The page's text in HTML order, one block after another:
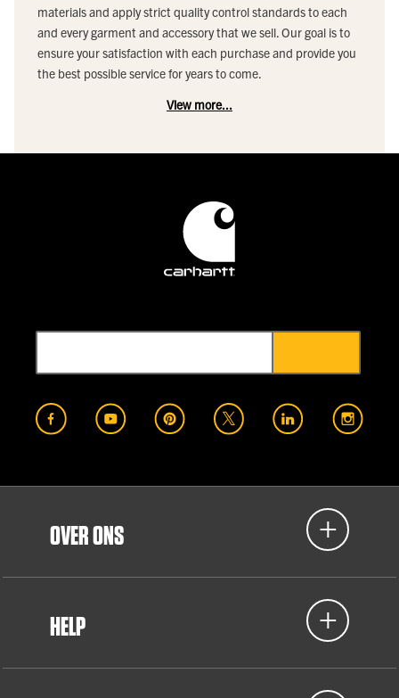
materials and apply strict quality control standards to each
and every garment and accessory that we sell. Our goal is to
ensure your satisfaction with each purchase and provide you
the best possible service for years to come.
View more...
OVER ONS
HELP